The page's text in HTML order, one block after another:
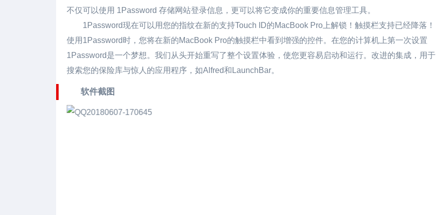
不仅可以使用 1Password 存储网站登录信息，更可以将它变成你的重要信息管理工具。
1Password现在可以用您的指纹在新的支持Touch ID的MacBook Pro上解锁！触摸栏支持已经降落！
使用1Password时，您将在新的MacBook Pro的触摸栏中看到增强的控件。在您的计算机上第一次设置
1Password是一个梦想。我们从头开始重写了整个设置体验，使您更容易启动和运行。改进的集成，用于
搜索您的保险库与惊人的应用程序，如Alfred和LaunchBar。
软件截图